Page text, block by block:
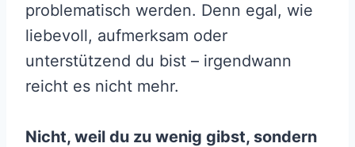
problematisch werden. Denn egal, wie
liebevoll, aufmerksam oder
unterstützend du bist – irgendwann
reicht es nicht mehr.
Nicht, weil du zu wenig gibst, sondern